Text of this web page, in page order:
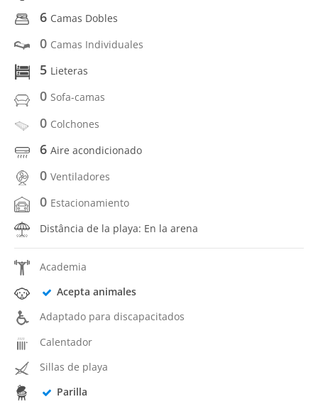
6 Camas Dobles
0 Camas Individuales
5 Lieteras
0 Sofa-camas
0 Colchones
6 Aire acondicionado
0 Ventiladores
0 Estacionamiento
Distância de la playa: En la arena
Academia
Acepta animales
Adaptado para discapacitados
Calentador
Sillas de playa
Parilla